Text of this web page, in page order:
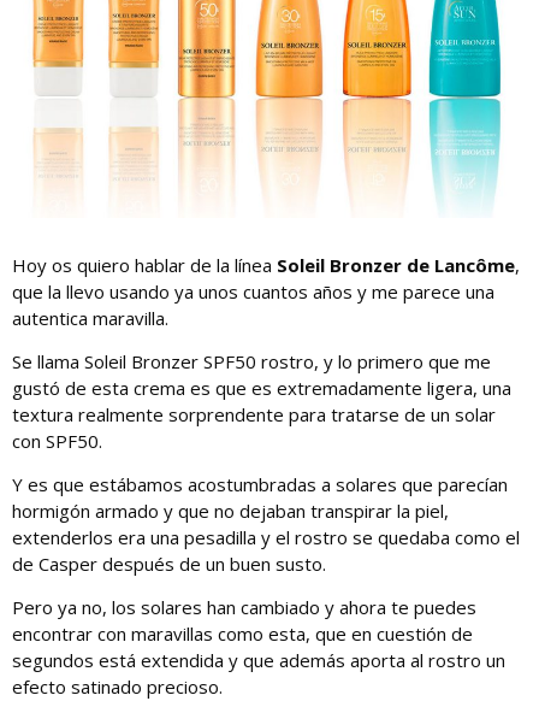
Hoy os quiero hablar de la línea Soleil Bronzer de Lancôme,
que la llevo usando ya unos cuantos años y me parece una
autentica maravilla.
Se llama Soleil Bronzer SPF50 rostro, y lo primero que me
gustó de esta crema es que es extremadamente ligera, una
textura realmente sorprendente para tratarse de un solar
con SPF50.
Y es que estábamos acostumbradas a solares que parecían
hormigón armado y que no dejaban transpirar la piel,
extenderlos era una pesadilla y el rostro se quedaba como el
de Casper después de un buen susto.
Pero ya no, los solares han cambiado y ahora te puedes
encontrar con maravillas como esta, que en cuestión de
segundos está extendida y que además aporta al rostro un
efecto satinado precioso.